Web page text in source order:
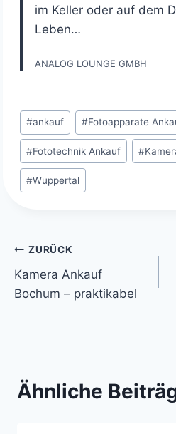
im Keller oder auf dem
Leben…
ANALOG LOUNGE GMBH
Schlagworte:
#ankauf #Fotoapparate
#Fototechnik Ankauf #
#Wuppertal
ZURÜCK
Kamera Ankauf
Bochum – praktikabel
Ähnliche